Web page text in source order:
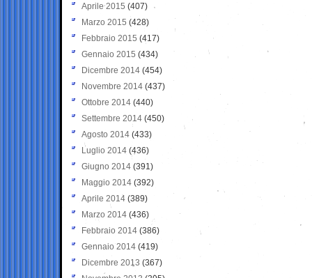
Aprile 2015 (407)
Marzo 2015 (428)
Febbraio 2015 (417)
Gennaio 2015 (434)
Dicembre 2014 (454)
Novembre 2014 (437)
Ottobre 2014 (440)
Settembre 2014 (450)
Agosto 2014 (433)
Luglio 2014 (436)
Giugno 2014 (391)
Maggio 2014 (392)
Aprile 2014 (389)
Marzo 2014 (436)
Febbraio 2014 (386)
Gennaio 2014 (419)
Dicembre 2013 (367)